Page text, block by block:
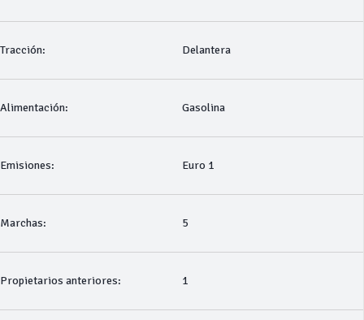
Tracción: Delantera
Alimentación: Gasolina
Emisiones: Euro 1
Marchas: 5
Propietarios anteriores: 1